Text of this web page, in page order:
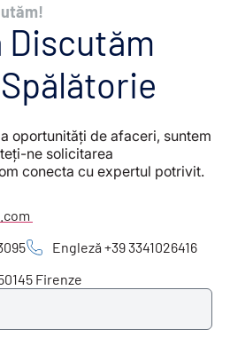
Discutăm
oportunități de afaceri, suntem
ne solicitarea
conecta cu expertul potrivit.
Engleză +39 3341026416
Firenze